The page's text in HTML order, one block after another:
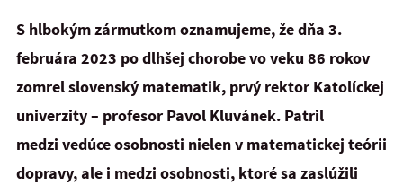
S hlbokým zármutkom oznamujeme, že dňa 3.
februára 2023 po dlhšej chorobe vo veku 86 rokov
zomrel slovenský matematik, prvý rektor Katolíckej
univerzity – profesor Pavol Kluvánek. Patril
medzi vedúce osobnosti nielen v matematickej teórii
dopravy, ale i medzi osobnosti, ktoré sa zaslúžili